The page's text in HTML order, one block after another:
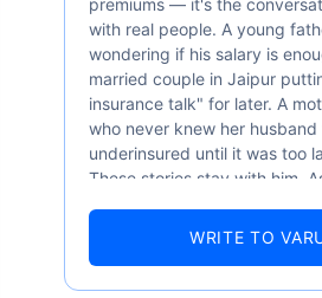
premiums — it's the
with real people. A young
wondering if his salary is
married couple in Jaipur
insurance talk" for later. A
who never knew her husband
underinsured until it was too
These stories stay with him.
numbers well — 52.4% of
WRITE TO